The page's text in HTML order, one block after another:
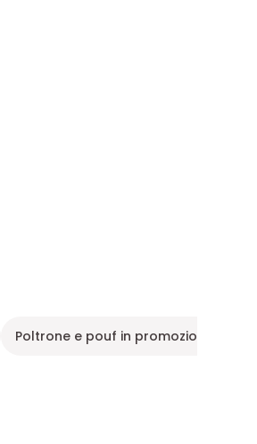
Poltrone e pouf in promozione